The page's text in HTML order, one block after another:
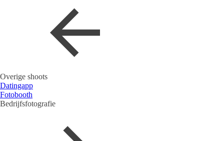
Overige shoots
Datingapp
Fotobooth
Bedrijfsfotografie